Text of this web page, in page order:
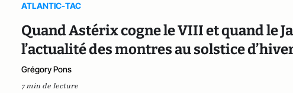
ATLANTIC-TAC
Quand Astérix cogne le VIII et quand le
l’actualité des montres au solstice
Grégory Pons
7 min de lecture